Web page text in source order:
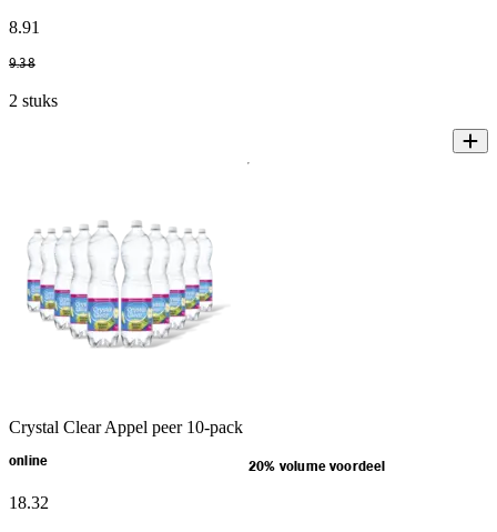
8.91
9.38
2 stuks
Crystal Clear Appel peer 10-pack
online 20% volume voordeel
18.32